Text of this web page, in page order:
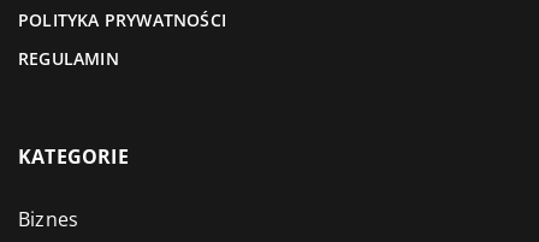
POLITYKA PRYWATNOŚCI
REGULAMIN
KATEGORIE
Biznes